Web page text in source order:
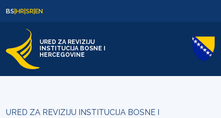
BS|HR|SR|EN
URED ZA REVIZIJU
INSTITUCIJA BOSNE I
HERCEGOVINE
URED ZA REVIZIJU INSTITUCIJA BOSNE I